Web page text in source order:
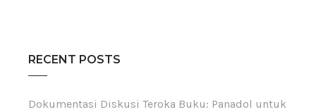
RECENT POSTS
Dokumentasi Diskusi Teroka Buku: Panadol untuk